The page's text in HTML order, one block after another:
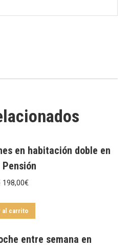
en habitación doble en
El
original
250,00€.
198,00€El
198,00€.
al carrito
entre semana en